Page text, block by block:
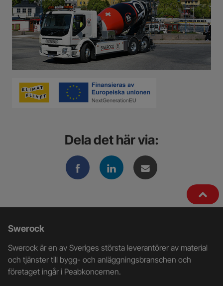
Dela det här via:
Ytterligare
information
och
kontaktuppgifter
Swerock
Swerock är en av Sveriges största leverantörer av material
och tjänster till bygg- och anläggningsbranschen och
företaget ingår i Peabkoncernen.